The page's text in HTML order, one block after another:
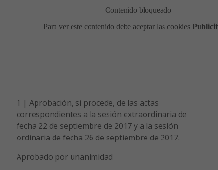
1 | Aprobación, si procede, de las actas
correspondientes a la sesión extraordinaria de
fecha 22 de septiembre de 2017 y a la sesión
ordinaria de fecha 26 de septiembre de 2017.
Aprobado por unanimidad